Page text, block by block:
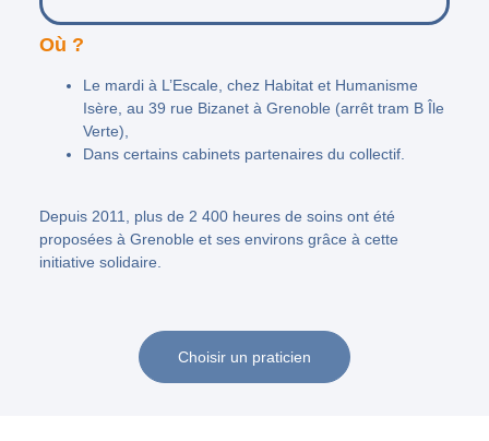
Où ?
Le mardià L’Escale, chez Habitat et Humanisme
Isère, au 39 rue Bizanet à Grenoble (arrêt tram B Île
Verte),
Dans certainscabinets partenairesdu collectif.
Depuis 2011, plus de 2 400 heuresde soins ont été
proposées à Grenoble et ses environs grâce à cette
initiative solidaire.
Choisir un praticien